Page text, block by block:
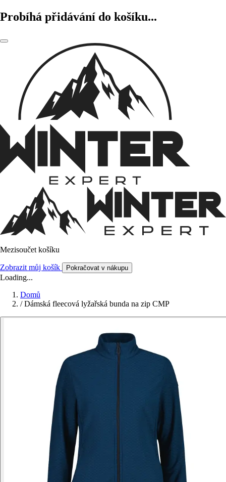
Probíhá přidávání do košíku...
Mezisoučet košíku
Zobrazit můj košík Pokračovat v nákupu
Loading...
Domů
/ Dámská fleecová lyžařská bunda na zip CMP